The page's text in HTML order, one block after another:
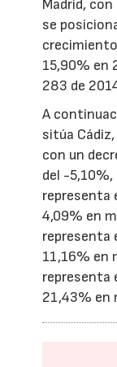
Madrid,
se
15,90% en
283 de
A
sitúa
con un
del -5,10%,
representa
4,09% en
representa
11,16% en
representa
21,43% en